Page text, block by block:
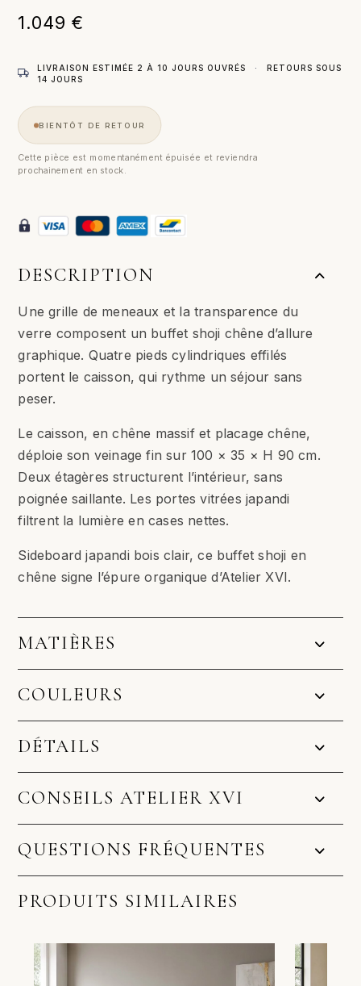
1.049€
LIVRAISON ESTIMÉE 2 À 10 JOURS OUVRÉS ·
RETOURS SOUS
14 JOURS
BIENTÔT DE RETOUR
Cette pièce est momentanément épuisée et reviendra
prochainement en stock.
DESCRIPTION
Une grille de meneaux et la transparence du
verre composent un buffet shoji chêne d’allure
graphique. Quatre pieds cylindriques effilés
portent le caisson, qui rythme un séjour sans
peser.
Le caisson, en chêne massif et placage chêne,
déploie son veinage fin sur 100 × 35 × H 90 cm.
Deux étagères structurent l’intérieur, sans
poignée saillante. Les portes vitrées japandi
filtrent la lumière en cases nettes.
Sideboard japandi bois clair, ce buffet shoji en
chêne signe l’épure organique d’Atelier XVI.
MATIÈRES
COULEURS
DÉTAILS
CONSEILS ATELIER XVI
QUESTIONS FRÉQUENTES
PRODUITS SIMILAIRES